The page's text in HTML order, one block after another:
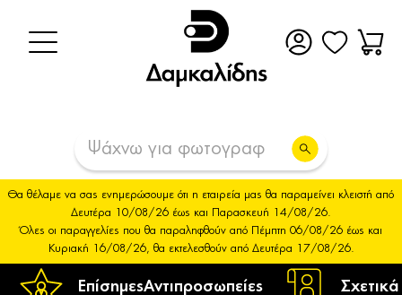
ΕπίσημεςΑντιπροσωπείες
Θα θέλαμε να σας ενημερώσουμε ότι η εταιρεία μας θα παραμείνει κλειστή από
Δευτέρα 10/08/26 έως και Παρασκευή 14/08/26.
Όλες οι παραγγελίες που θα παραληφθούν από Πέμπτη 06/08/26 έως και
Κυριακή 16/08/26, θα εκτελεσθούν από Δευτέρα 17/08/26.